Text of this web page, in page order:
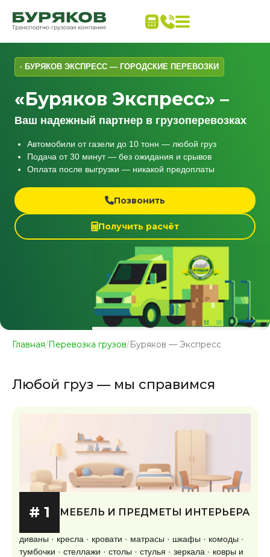
· БУРЯКОВ ЭКСПРЕСС — ГОРОДСКИЕ ПЕРЕВОЗКИ
«Буряков Экспресс» –
Ваш надежный партнер в грузоперевозках
Автомобили от газели до 10 тонн — любой груз
Подача от 30 минут — без ожидания и срывов
Оплата после выгрузки — никакой предоплаты
Позвонить
Получить расчёт
Главная/Перевозка грузов/Буряков — Экспресс
Любой груз — мы справимся
# 1 МЕБЕЛЬ И ПРЕДМЕТЫ ИНТЕРЬЕРА
диваны · кресла · кровати · матрасы · шкафы · комоды ·
тумбочки · стеллажи · столы · стулья · зеркала · ковры и